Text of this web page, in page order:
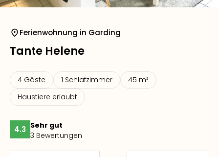
Ferienwohnung in Garding
Tante Helene
4 Gäste 1 Schlafzimmer
45 m²
Haustiere erlaubt
4.3 Sehr gut
3 Bewertungen